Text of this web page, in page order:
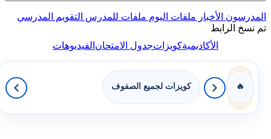
المدرسون الأخبار ملفات اليوم ملفات للمدرس التقويم المدرسي
تم نسخ الرابط
الأكاديميةكويزاتجدول الامتحانالفيديوهات
🔥 كويزات لجميع الصفوف